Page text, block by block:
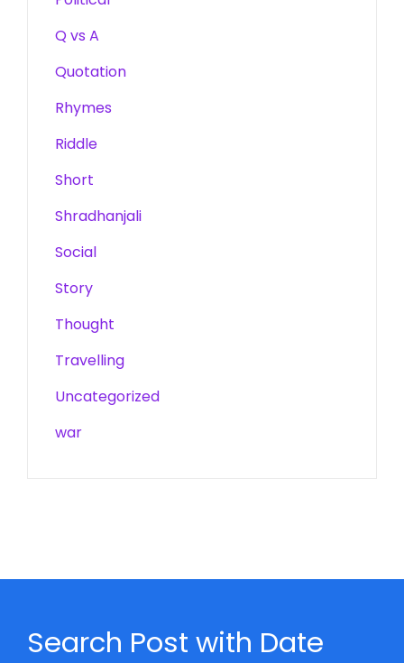
Q vs A
Quotation
Rhymes
Riddle
Short
Shradhanjali
Social
Story
Thought
Travelling
Uncategorized
war
Search Post with Date